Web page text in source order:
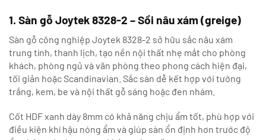
1. Sàn gỗ Joytek 8328-2 – Sồi nâu xám (greige)
Sàn gỗ công nghiệp Joytek 8328-2 sở hữu sắc nâu xám
trung tính, thanh lịch, tạo nền nội thất nhẹ mắt cho phòng
khách, phòng ngủ và văn phòng theo phong cách hiện đại,
tối giản hoặc Scandinavian. Sắc sàn dễ kết hợp với tường
trắng, kem, be và nội thất gỗ sáng hoặc đen nhám.
Cốt HDF xanh dày 8mm có khả năng chịu ẩm tốt, phù hợp với
điều kiện khí hậu nóng ẩm và giúp sàn ổn định hơn trước độ